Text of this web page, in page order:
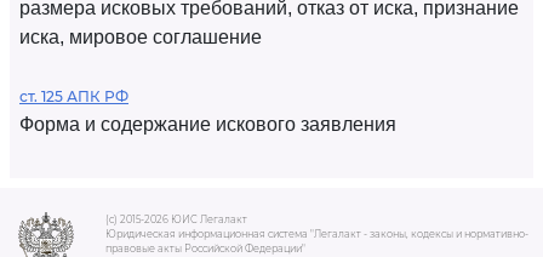
размера исковых требований, отказ от иска, признание
иска, мировое соглашение
ст. 125 АПК РФ
Форма и содержание искового заявления
(c) 2015-2026 ЮИС Легалакт
Юридическая информационная система "Легалакт - законы, кодексы и нормативно-
правовые акты Российской Федерации"